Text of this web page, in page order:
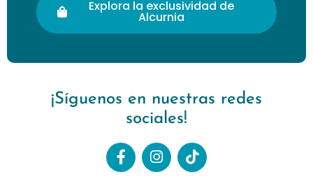
Explora la exclusividad de
Alcurnia
¡Síguenos en nuestras redes
sociales!